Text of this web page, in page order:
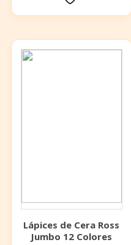
Lápices de Cera Ross
Jumbo 12 Colores